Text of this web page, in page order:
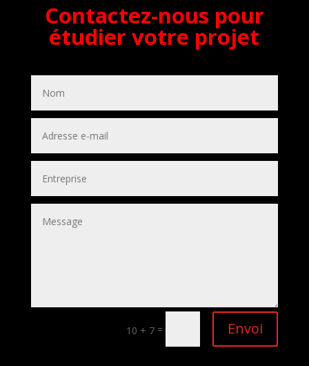
Contactez-nous pour
étudier votre projet
10 + 7 = Envoi